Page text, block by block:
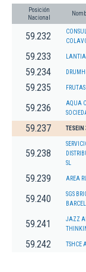
Posición
Nacional
59.232
59.233
59.234
59.235
59.236
AQUA
59.237 TESEIN
59.238
SL
59.239 AREA
59.240
SGS
59.241
JAZZ
59.242 TSHCE